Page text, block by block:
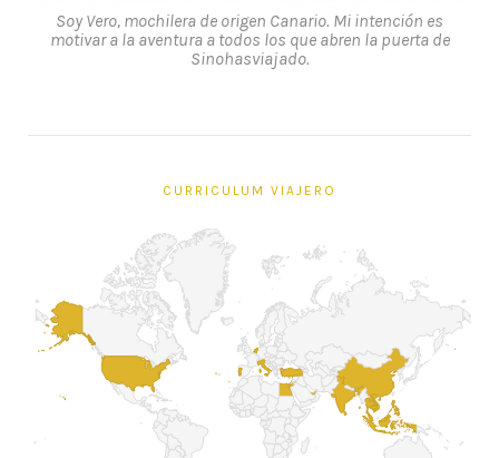
Soy Vero, mochilera de origen Canario. Mi intención es
motivar a la aventura a todos los que abren la puerta de
Sinohasviajado.
CURRICULUM VIAJERO